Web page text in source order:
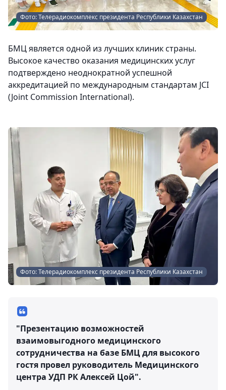
Фото: Телерадиокомплекс президента Республики Казахстан
БМЦ является одной из лучших клиник страны.
Высокое качество оказания медицинских услуг
подтверждено неоднократной успешной
аккредитацией по международным стандартам JCI
(Joint Commission International).
Фото: Телерадиокомплекс президента Республики Казахстан
"Презентацию возможностей
взаимовыгодного медицинского
сотрудничества на базе БМЦ для высокого
гостя провел руководитель Медицинского
центра УДП РК Алексей Цой".